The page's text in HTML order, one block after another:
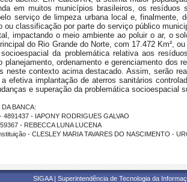
em muitos municípios brasileiros, os resíduos
serviço de limpeza urbana local e, finalmente,
ou classificação por parte do serviço público
impactando o meio ambiente ao poluir o ar, o
do Rio Grande do Norte, com 17.472 Km²,
da problemática relativa aos
planejamento, ordenamento e gerenciamento dos
neste contexto acima destacado. Assim, serão
a efetiva implantação de aterros sanitários
e superação da problemática socioespacial
BANCA:
4891437 - IAPONY RODRIGUES GALVAO
- REBECCA LUNA LUCENA
- CLESLEY MARIA TAVARES DO NASCIMENTO -
SIGAA | Superintendência de Tecnologia da